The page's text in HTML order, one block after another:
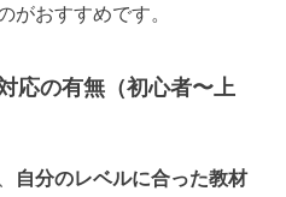
がおすすめです。
応の有無（初心者〜上
自分のレベルに合った教材